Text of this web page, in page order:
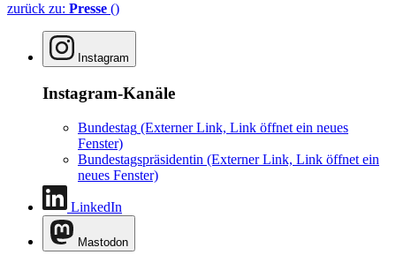
zurück zu: Presse ()
Instagram
Instagram-Kanäle
Bundestag (Externer Link, Link öffnet ein neues
Fenster)
Bundestagspräsidentin (Externer Link, Link öffnet ein
neues Fenster)
LinkedIn
Mastodon